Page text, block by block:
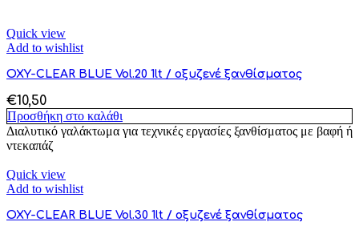
Quick view
Add to wishlist
OXY-CLEAR BLUE Vol.20 1lt / οξυζενέ ξανθίσματος
€10,50
Προσθήκη στο καλάθι
Διαλυτικό γαλάκτωμα για τεχνικές εργασίες ξανθίσματος με βαφή ή
ντεκαπάζ
Quick view
Add to wishlist
OXY-CLEAR BLUE Vol.30 1lt / οξυζενέ ξανθίσματος